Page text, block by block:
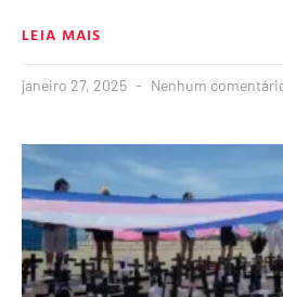
LEIA MAIS
janeiro 27, 2025 Nenhum